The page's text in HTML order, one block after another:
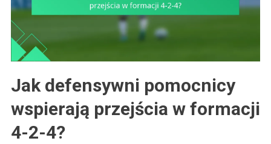
Jak defensywni pomocnicy
wspierają przejścia w formacji
4-2-4?